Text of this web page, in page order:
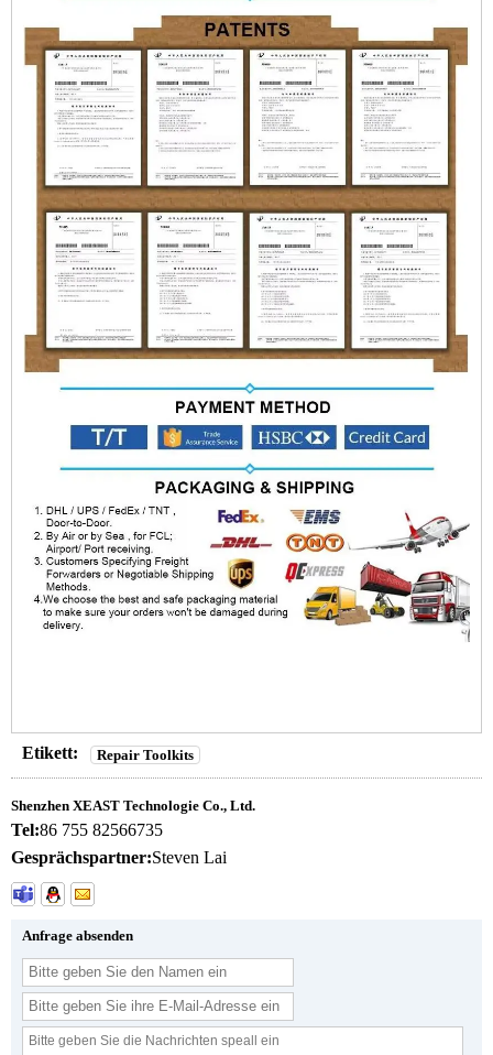
Etikett: Repair Toolkits
Shenzhen XEAST Technologie Co., Ltd.
Tel:86 755 82566735
Gesprächspartner:Steven Lai
Anfrage absenden